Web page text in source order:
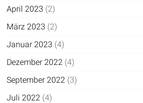
April 2023 (2)
März 2023 (2)
Januar 2023 (4)
Dezember 2022 (4)
September 2022 (3)
Juli 2022 (4)